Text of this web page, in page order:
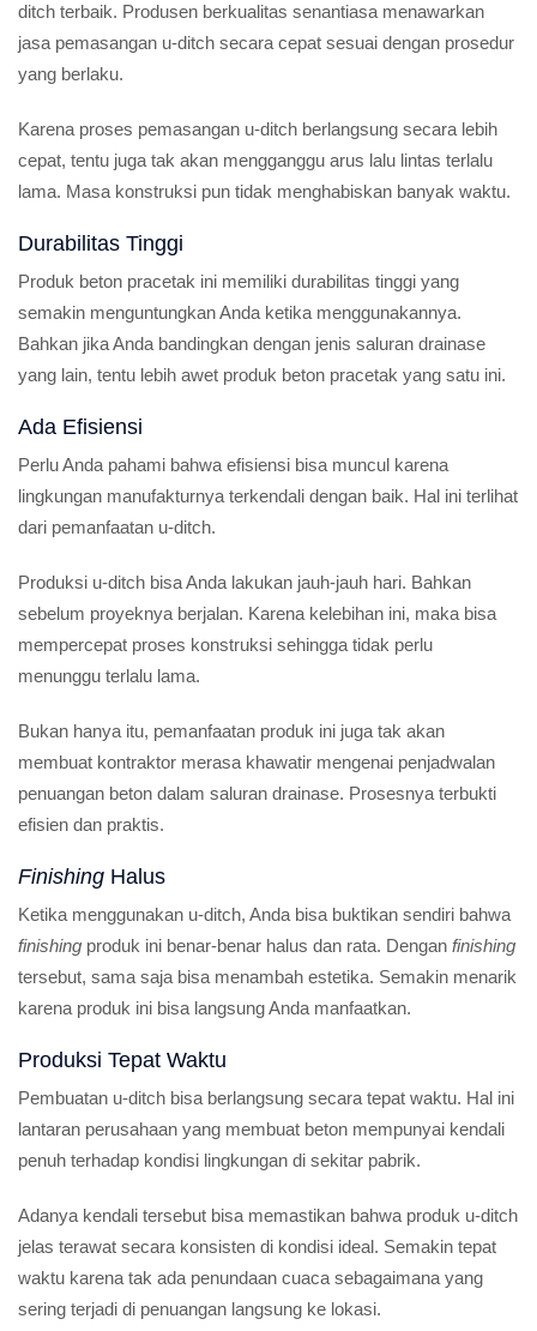
ditch terbaik. Produsen berkualitas senantiasa menawarkan
jasa pemasangan u-ditch secara cepat sesuai dengan prosedur
yang berlaku.
Karena proses pemasangan u-ditch berlangsung secara lebih
cepat, tentu juga tak akan mengganggu arus lalu lintas terlalu
lama. Masa konstruksi pun tidak menghabiskan banyak waktu.
Durabilitas Tinggi
Produk beton pracetak ini memiliki durabilitas tinggi yang
semakin menguntungkan Anda ketika menggunakannya.
Bahkan jika Anda bandingkan dengan jenis saluran drainase
yang lain, tentu lebih awet produk beton pracetak yang satu ini.
Ada Efisiensi
Perlu Anda pahami bahwa efisiensi bisa muncul karena
lingkungan manufakturnya terkendali dengan baik. Hal ini terlihat
dari pemanfaatan u-ditch.
Produksi u-ditch bisa Anda lakukan jauh-jauh hari. Bahkan
sebelum proyeknya berjalan. Karena kelebihan ini, maka bisa
mempercepat proses konstruksi sehingga tidak perlu
menunggu terlalu lama.
Bukan hanya itu, pemanfaatan produk ini juga tak akan
membuat kontraktor merasa khawatir mengenai penjadwalan
penuangan beton dalam saluran drainase. Prosesnya terbukti
efisien dan praktis.
Finishing Halus
Ketika menggunakan u-ditch, Anda bisa buktikan sendiri bahwa
finishing produk ini benar-benar halus dan rata. Dengan finishing
tersebut, sama saja bisa menambah estetika. Semakin menarik
karena produk ini bisa langsung Anda manfaatkan.
Produksi Tepat Waktu
Pembuatan u-ditch bisa berlangsung secara tepat waktu. Hal ini
lantaran perusahaan yang membuat beton mempunyai kendali
penuh terhadap kondisi lingkungan di sekitar pabrik.
Adanya kendali tersebut bisa memastikan bahwa produk u-ditch
jelas terawat secara konsisten di kondisi ideal. Semakin tepat
waktu karena tak ada penundaan cuaca sebagaimana yang
sering terjadi di penuangan langsung ke lokasi.